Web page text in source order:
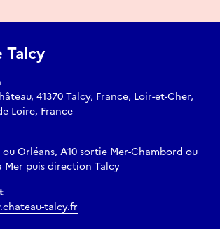
Talcy
41370 Talcy, France, Loir-et-Cher,
Loire, France
ou Orléans, A10 sortie Mer-Chambord ou
Mer puis direction Talcy
talcy.fr